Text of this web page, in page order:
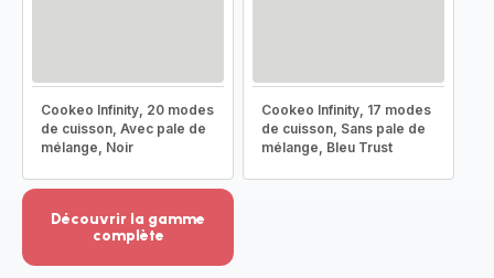
Cookeo Infinity, 20 modes
de cuisson, Avec pale de
mélange, Noir
Cookeo Infinity, 17 modes
de cuisson, Sans pale de
mélange, Bleu Trust
Découvrir la gamme
complète